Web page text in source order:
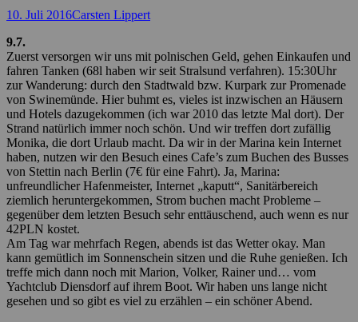
Posted
10. Juli 2016Autor
Carsten Lippert
9.7.
Zuerst versorgen wir uns mit polnischen Geld, gehen Einkaufen und
fahren Tanken (68l haben wir seit Stralsund verfahren). 15:30Uhr
zur Wanderung: durch den Stadtwald bzw. Kurpark zur Promenade
von Swinemünde. Hier buhmt es, vieles ist inzwischen an Häusern
und Hotels dazugekommen (ich war 2010 das letzte Mal dort). Der
Strand natürlich immer noch schön. Und wir treffen dort zufällig
Monika, die dort Urlaub macht. Da wir in der Marina kein Internet
haben, nutzen wir den Besuch eines Cafe’s zum Buchen des Busses
von Stettin nach Berlin (7€ für eine Fahrt). Ja, Marina:
unfreundlicher Hafenmeister, Internet „kaputt“, Sanitärbereich
ziemlich heruntergekommen, Strom buchen macht Probleme –
gegenüber dem letzten Besuch sehr enttäuschend, auch wenn es nur
42PLN kostet.
Am Tag war mehrfach Regen, abends ist das Wetter okay. Man
kann gemütlich im Sonnenschein sitzen und die Ruhe genießen. Ich
treffe mich dann noch mit Marion, Volker, Rainer und… vom
Yachtclub Diensdorf auf ihrem Boot. Wir haben uns lange nicht
gesehen und so gibt es viel zu erzählen – ein schöner Abend.